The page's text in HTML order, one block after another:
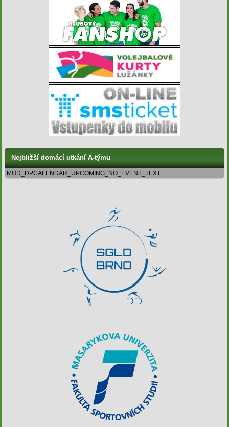
Nejbližší domácí utkání A-týmu
MOD_DPCALENDAR_UPCOMING_NO_EVENT_TEXT